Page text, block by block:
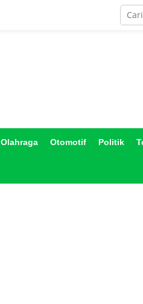
Olahraga Otomotif Politik